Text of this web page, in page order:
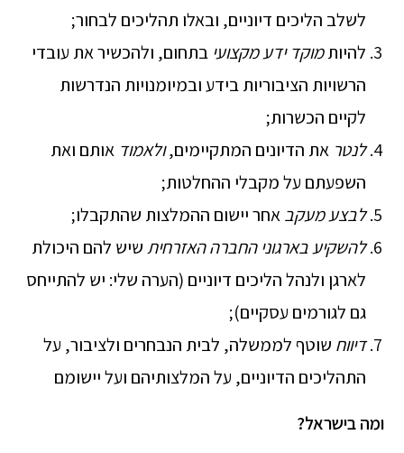
לשלב הליכים דיוניים, ובאלו תהליכים לבחור;
להיותמוקד ידע מקצועי בתחום, ולהכשיר את עובדי
הרשויות הציבוריות בידע ובמיומנויות הנדרשות
לקיים הכשרות;
לנטר את הדיונים המתקיימים,ולאמוד אותם ואת
השפעתם על מקבלי ההחלטות;
לבצע מעקבאחר יישום ההמלצות שהתקבלו;
להשקיע בארגוני החברה האזרחיתשיש להם היכולת
לארגן ולנהל הליכים דיוניים (הערה שלי: יש להתייחס
גם לגורמים עסקיים);
דיווח שוטף לממשלה, לבית הנבחרים ולציבור, על
התהליכים הדיוניים, על המלצותיהם ועל יישומם
ומה בישראל?